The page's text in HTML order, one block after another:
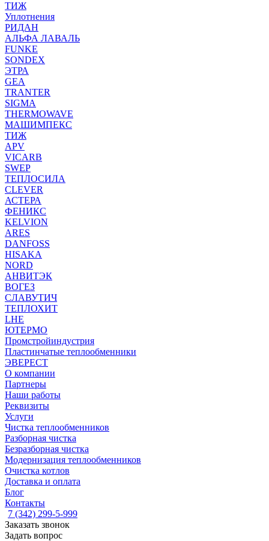
ТИЖ
Уплотнения
РИДАН
АЛЬФА ЛАВАЛЬ
FUNKE
SONDEX
ЭТРА
GEA
TRANTER
SIGMA
THERMOWAVE
МАШИМПЕКС
ТИЖ
APV
VICARB
SWEP
ТЕПЛОСИЛА
CLEVER
АСТЕРА
ФЕНИКС
KELVION
ARES
DANFOSS
HISAKA
NORD
АНВИТЭК
ВОГЕЗ
СЛАВУТИЧ
ТЕПЛОХИТ
LHE
ЮТЕРМО
Промстройиндустрия
Пластинчатые теплообменники
ЭВЕРЕСТ
О компании
Партнеры
Наши работы
Реквизиты
Услуги
Чистка теплообменников
Разборная чистка
Безразборная чистка
Модернизация теплообменников
Очистка котлов
Доставка и оплата
Блог
Контакты
7 (342) 299-5-999
Заказать звонок
Задать вопрос